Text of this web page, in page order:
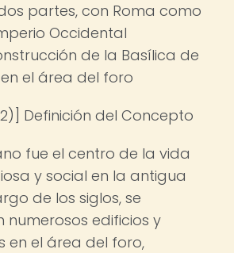
partes, con Roma como
Occidental
de la Basílica de
el área del foro
Definición del Concepto
fue el centro de la vida
y social en la antigua
de los siglos, se
numerosos edificios y
en el área del foro,